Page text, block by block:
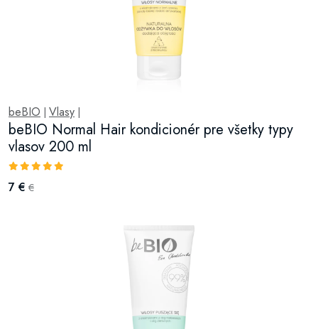
beBIO Vlasy
beBIO Normal Hair kondicionér pre všetky typy
vlasov 200 ml
7 € €